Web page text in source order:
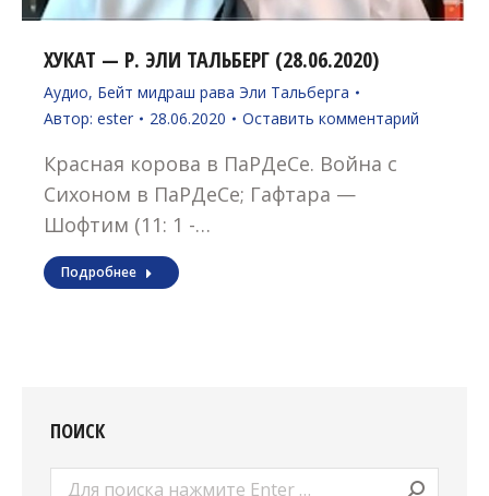
ХУКАТ — Р. ЭЛИ ТАЛЬБЕРГ (28.06.2020)
Аудио, Бейт мидраш рава Эли Тальберга
Автор: ester 28.06.2020 Оставить комментарий
Красная корова в ПаРДеСе. Война с
Сихоном в ПаРДеСе; Гафтара —
Шофтим (11: 1 -…
Подробнее
ПОИСК
Поиск: